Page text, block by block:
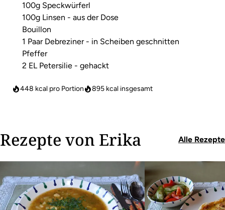
100g Speckwürferl
100g Linsen - aus der Dose
Bouillon
1 Paar Debreziner - in Scheiben geschnitten
Pfeffer
2 EL Petersilie - gehackt
448 kcal pro Portion 895 kcal insgesamt
Rezepte von Erika Alle Rezepte